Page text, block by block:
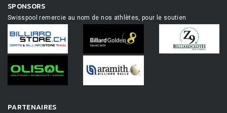
SPONSORS
Swisspool remercie au nom de nos athlètes, pour le soutien
PARTENAIRES